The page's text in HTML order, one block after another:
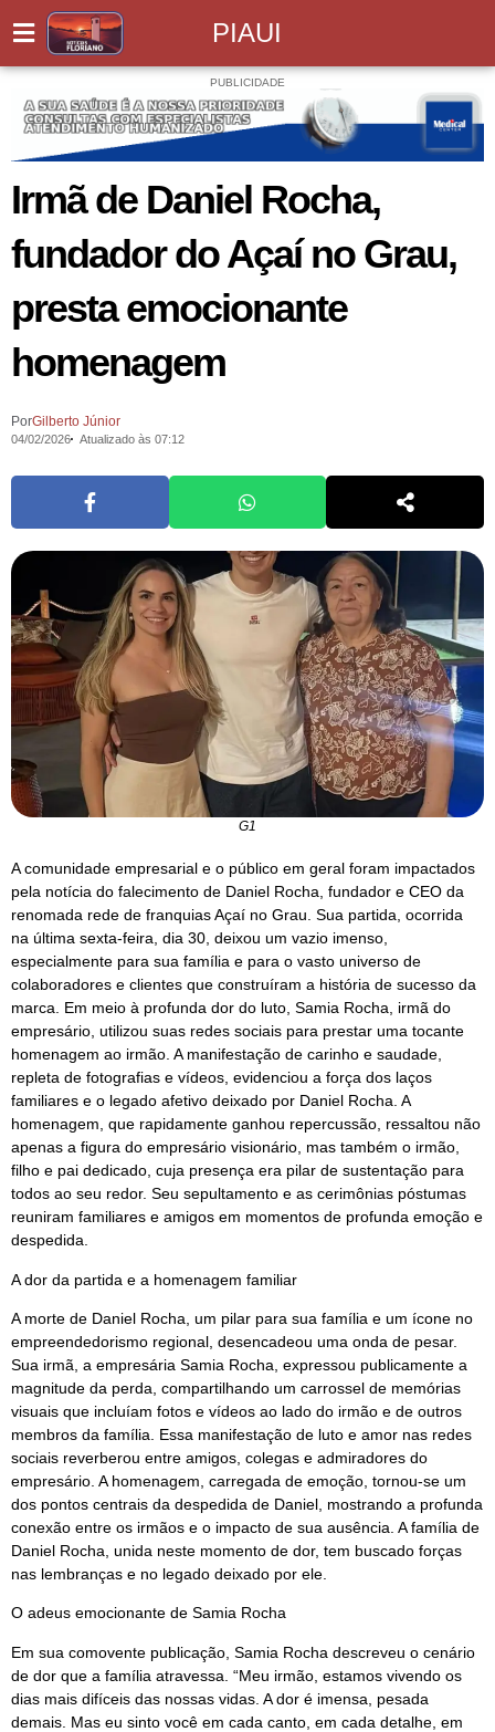
PIAUI
PUBLICIDADE
Irmã de Daniel Rocha,
fundador do Açaí no Grau,
presta emocionante
homenagem
PorGilberto Júnior
04/02/2026 Atualizado às 07:12
G1
A comunidade empresarial e o público em geral foram impactados
pela notícia do falecimento de Daniel Rocha, fundador e CEO da
renomada rede de franquias Açaí no Grau. Sua partida, ocorrida
na última sexta-feira, dia 30, deixou um vazio imenso,
especialmente para sua família e para o vasto universo de
colaboradores e clientes que construíram a história de sucesso da
marca. Em meio à profunda dor do luto, Samia Rocha, irmã do
empresário, utilizou suas redes sociais para prestar uma tocante
homenagem ao irmão. A manifestação de carinho e saudade,
repleta de fotografias e vídeos, evidenciou a força dos laços
familiares e o legado afetivo deixado por Daniel Rocha. A
homenagem, que rapidamente ganhou repercussão, ressaltou não
apenas a figura do empresário visionário, mas também o irmão,
filho e pai dedicado, cuja presença era pilar de sustentação para
todos ao seu redor. Seu sepultamento e as cerimônias póstumas
reuniram familiares e amigos em momentos de profunda emoção e
despedida.
A dor da partida e a homenagem familiar
A morte de Daniel Rocha, um pilar para sua família e um ícone no
empreendedorismo regional, desencadeou uma onda de pesar.
Sua irmã, a empresária Samia Rocha, expressou publicamente a
magnitude da perda, compartilhando um carrossel de memórias
visuais que incluíam fotos e vídeos ao lado do irmão e de outros
membros da família. Essa manifestação de luto e amor nas redes
sociais reverberou entre amigos, colegas e admiradores do
empresário. A homenagem, carregada de emoção, tornou-se um
dos pontos centrais da despedida de Daniel, mostrando a profunda
conexão entre os irmãos e o impacto de sua ausência. A família de
Daniel Rocha, unida neste momento de dor, tem buscado forças
nas lembranças e no legado deixado por ele.
O adeus emocionante de Samia Rocha
Em sua comovente publicação, Samia Rocha descreveu o cenário
de dor que a família atravessa. “Meu irmão, estamos vivendo os
dias mais difíceis das nossas vidas. A dor é imensa, pesada
demais. Mas eu sinto você em cada canto, em cada detalhe, em